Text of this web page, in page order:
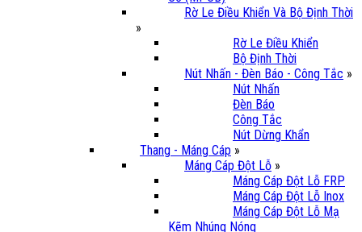
Rờ Le Điều Khiển Và Bộ Định Thời
»
Rờ Le Điều Khiển
Bộ Định Thời
Nút Nhấn - Đèn Báo - Công Tắc »
Nút Nhấn
Đèn Báo
Công Tắc
Nút Dừng Khẩn
Thang - Máng Cáp »
Máng Cáp Đột Lỗ »
Máng Cáp Đột Lỗ FRP
Máng Cáp Đột Lỗ Inox
Máng Cáp Đột Lỗ Mạ
Kẽm Nhúng Nóng